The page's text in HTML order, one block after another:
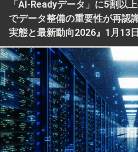
「AI-Readyデータ」に5割以
でデータ整備の重要性が再認
実態と最新動向2026』1月13